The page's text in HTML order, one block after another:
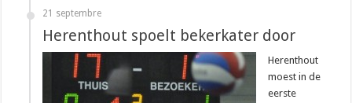
21 septembre
Herenthout spoelt bekerkater door
Herenthout
moest in de
eerste